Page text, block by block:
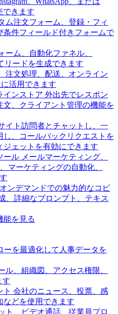
できます
ム注文フォーム、登録・フィ
件フィールド付きフォームで
ーム、自動化ファネル、
リードを生成できます
注文処理、配送、オンライン
活用できます
インストア 外出先でレスポン
、クライアント管理の機能を
イト訪問者とチャットし、一
、コールバックリクエストを
ェットを有効にできます
ール メールマーケティング、
マーケティングの自動化、
オンデマンドでの魅力的なコピ
、詳細なプロンプト、テキス
能を見る
ーを最適化して人事データを
ル、組織図、アクセス権限、
す
ト 会社のニュース、投票、感
などを使用できます
ト、ビデオ通話、従業員プロ